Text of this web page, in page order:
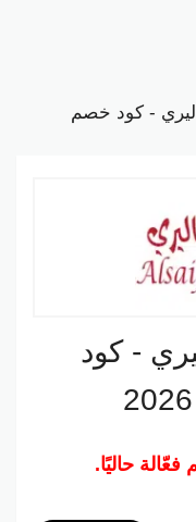
- كود خصم
- كود
حاليًا.